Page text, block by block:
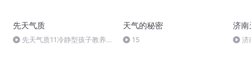
先天气质
先天气质11冷静型孩子教养关
天气的秘密
15
济南
济